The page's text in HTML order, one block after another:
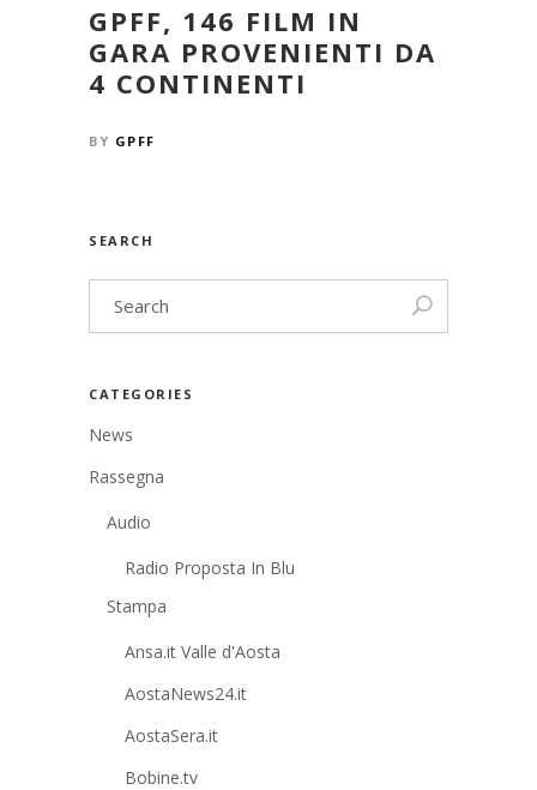
GPFF, 146 FILM IN
GARA PROVENIENTI DA
4 CONTINENTI
BY GPFF
SEARCH
CATEGORIES
News
Rassegna
Audio
Radio Proposta In Blu
Stampa
Ansa.it Valle d'Aosta
AostaNews24.it
AostaSera.it
Bobine.tv